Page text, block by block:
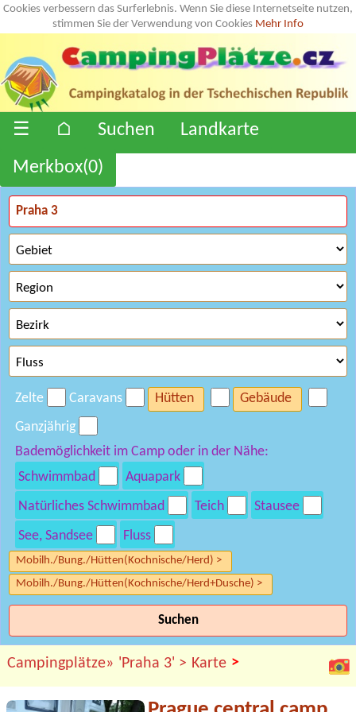
Cookies verbessern das Surferlebnis. Wenn Sie diese Internetseite nutzen,
stimmen Sie der Verwendung von Cookies Mehr Info
☰ ⌂ Suchen
Landkarte
Merkbox(0)
Zelte Caravans Hütten
Gebäude
Ganzjährig
Bademöglichkeit im Camp oder in der Nähe:
Schwimmbad
Aquapark
Natürliches Schwimmbad
Teich
Stausee
See, Sandsee
Fluss
Mobilh./Bung./Hütten(Kochnische/Herd) >
Mobilh./Bung./Hütten(Kochnische/Herd+Dusche) >
Suchen
Campingplätze» 'Praha 3' > Karte >